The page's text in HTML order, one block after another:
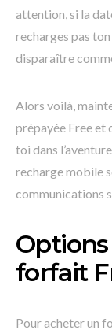
attention, si la
recharges pas
disparaître
Alors voilà,
prépayée Free et
toi dans
recharge mobile
communications
forfait
Pour acheter un